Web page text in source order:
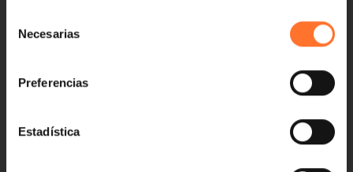
Necesarias
Preferencias
Estadística